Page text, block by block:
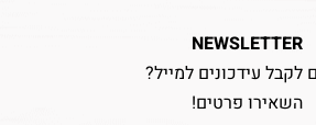
NEWSLETTER
לקבל עידכונים למייל?
השאירו פרטים!